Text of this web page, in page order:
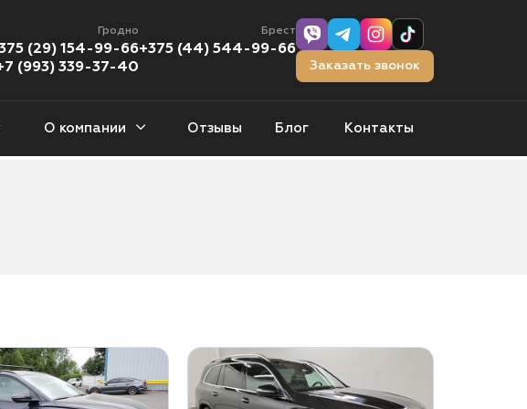
Гродно
(29) 154-99-66
(993) 339-37-40
Брест
+375 (44) 544-99-66
Заказать звонок
О компании Отзывы Блог Контакты